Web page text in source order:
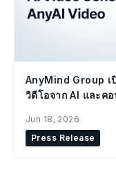
AnyMind Group
วิดีโอจาก AI และคอนเทนต์จ
Jun 18, 2026
Press Release